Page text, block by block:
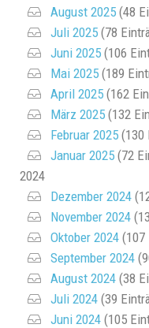
August 2025 (48
Juli 2025 (78
Juni 2025 (106
Mai 2025 (189
April 2025 (162
März 2025 (132
Februar 2025 (130
Januar 2025 (72
2024
Dezember 2024
November 2024
Oktober 2024 (107
September 2024
August 2024 (38
Juli 2024 (39
Juni 2024 (105